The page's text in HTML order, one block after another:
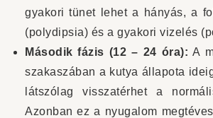
gyakori tünet lehet a hányás, a
(polydipsia) és a gyakori vizelés
Második fázis (12 – 24 óra): A
szakaszában a kutya állapota
látszólag visszatérhet a
Azonban ez a nyugalom